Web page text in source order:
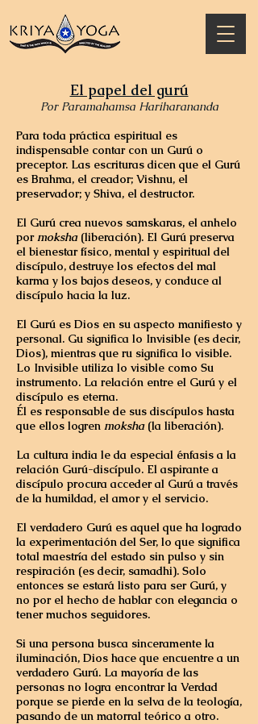
El papel del gurú
Por Paramahamsa Hariharananda
Para toda práctica espiritual es
indispensable contar con un Gurú o
preceptor. Las escrituras dicen que el Gurú
es Brahma, el creador; Vishnu, el
preservador; y Shiva, el destructor.
El Gurú crea nuevos samskaras, el anhelo
pormoksha(liberación). El Gurú preserva
el bienestar físico, mental y espiritual del
discípulo, destruye los efectos del mal
karma y los bajos deseos, y conduce al
discípulo hacia la luz.
El Gurú es Dios en su aspecto manifiesto y
personal. Gu significa lo Invisible (es decir,
Dios), mientras que ru significa lo visible.
Lo Invisible utiliza lo visible como Su
instrumento. La relación entre el Gurú y el
discípulo es eterna.
Él es responsable de sus discípulos hasta
que ellos logren moksha(la liberación).
La cultura india le da especial énfasis a la
relación Gurú-discípulo. El aspirante a
discípulo procura acceder al Gurú a través
de la humildad, el amor y el servicio.
El verdadero Gurú es aquel que ha logrado
la experimentación del Ser, lo que significa
total maestría del estado sin pulso y sin
respiración (es decir, samadhi). Solo
entonces se estará listo para ser Gurú, y
no por el hecho de hablar con elegancia o
tener muchos seguidores.
Si una persona busca sinceramente la
iluminación, Dios hace que encuentre a un
verdadero Gurú. La mayoría de las
personas no logra encontrar la Verdad
porque se pierde en la selva de la teología,
pasando de un matorral teórico a otro.